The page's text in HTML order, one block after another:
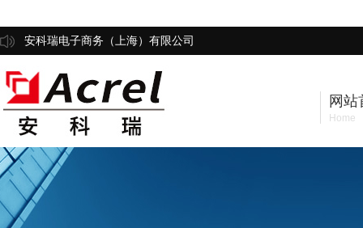
安科瑞电子商务（上海）有限公司
网站
Home